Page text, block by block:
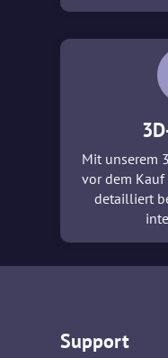
Mit unserem
vor dem Kauf
detailliert
Support